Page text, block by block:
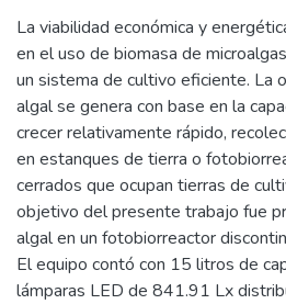
La viabilidad económica y
en el uso de biomasa de
un sistema de cultivo eficiente. La
algal se genera con base en la
crecer relativamente rápido,
en estanques de tierra o
cerrados que ocupan tierras de
objetivo del presente trabajo fue
algal en un fotobiorreactor
El equipo contó con 15 litros de
lámparas LED de 841.91 Lx